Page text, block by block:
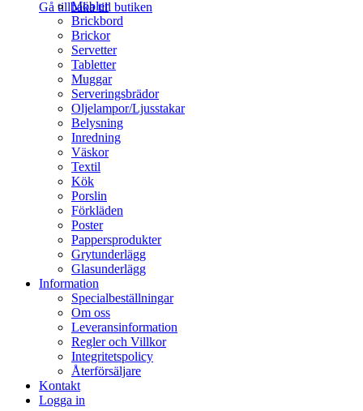
Gå tillbaka till butiken
Möbler
Brickbord
Brickor
Servetter
Tabletter
Muggar
Serveringsbrädor
Oljelampor/Ljusstakar
Belysning
Inredning
Väskor
Textil
Kök
Porslin
Förkläden
Poster
Pappersprodukter
Grytunderlägg
Glasunderlägg
Information
Specialbeställningar
Om oss
Leveransinformation
Regler och Villkor
Integritetspolicy
Återförsäljare
Kontakt
Logga in